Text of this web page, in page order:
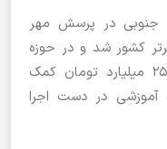
جنوبی در پرسش مهر
کشور شد و در حوزه
مدرسه‌سازی نیز با جذب بیش از ۲۵۰ میلیارد تومان کمک
بیش از ۱۰۰ پروژه آموزشی در دست اجرا